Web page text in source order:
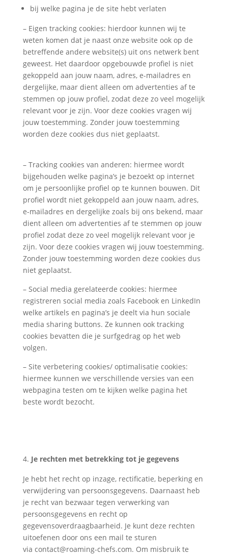
bij welke pagina je de site hebt verlaten
– Eigen tracking cookies: hierdoor kunnen wij te
weten komen dat je naast onze website ook op de
betreffende andere website(s) uit ons netwerk bent
geweest. Het daardoor opgebouwde profiel is niet
gekoppeld aan jouw naam, adres, e-mailadres en
dergelijke, maar dient alleen om advertenties af te
stemmen op jouw profiel, zodat deze zo veel mogelijk
relevant voor je zijn. Voor deze cookies vragen wij
jouw toestemming. Zonder jouw toestemming
worden deze cookies dus niet geplaatst.
– Tracking cookies van anderen: hiermee wordt
bijgehouden welke pagina’s je bezoekt op internet
om je persoonlijke profiel op te kunnen bouwen. Dit
profiel wordt niet gekoppeld aan jouw naam, adres,
e-mailadres en dergelijke zoals bij ons bekend, maar
dient alleen om advertenties af te stemmen op jouw
profiel zodat deze zo veel mogelijk relevant voor je
zijn. Voor deze cookies vragen wij jouw toestemming.
Zonder jouw toestemming worden deze cookies dus
niet geplaatst.
– Social media gerelateerde cookies: hiermee
registreren social media zoals Facebook en LinkedIn
welke artikels en pagina’s je deelt via hun sociale
media sharing buttons. Ze kunnen ook tracking
cookies bevatten die je surfgedrag op het web
volgen.
– Site verbetering cookies/ optimalisatie cookies:
hiermee kunnen we verschillende versies van een
webpagina testen om te kijken welke pagina het
beste wordt bezocht.
Je rechten met betrekking tot je gegevens
Je hebt het recht op inzage, rectificatie, beperking en
verwijdering van persoonsgegevens. Daarnaast heb
je recht van bezwaar tegen verwerking van
persoonsgegevens en recht op
gegevensoverdraagbaarheid. Je kunt deze rechten
uitoefenen door ons een mail te sturen
via contact@roaming-chefs.com. Om misbruik te